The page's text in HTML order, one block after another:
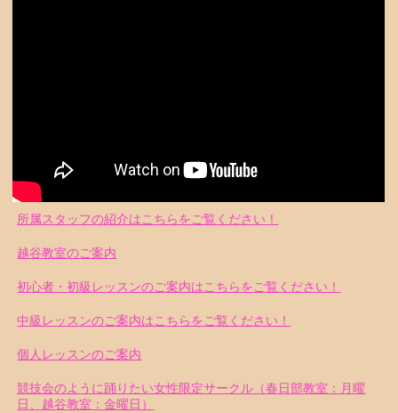
所属スタッフの紹介はこちらをご覧ください！
越谷教室のご案内
初心者・初級レッスンのご案内はこちらをご覧ください！
中級レッスンのご案内はこちらをご覧ください！
個人レッスンのご案内
競技会のように踊りたい女性限定サークル（春日部教室：月曜
日、越谷教室：金曜日）